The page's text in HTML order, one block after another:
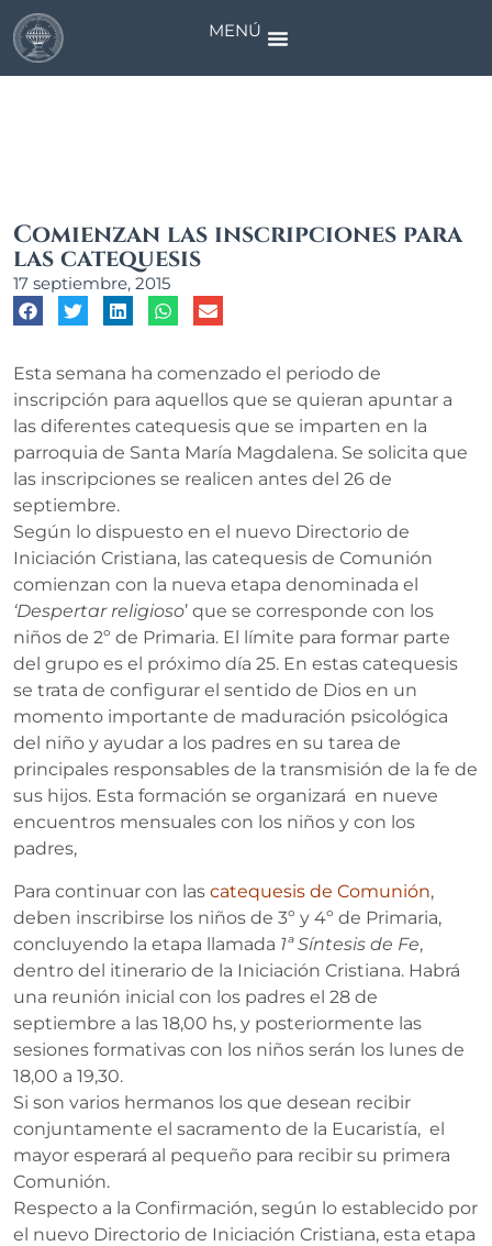
MENÚ
Comienzan las inscripciones para
las catequesis
17 septiembre, 2015
Esta semana ha comenzado el periodo de
inscripción para aquellos que se quieran apuntar a
las diferentes catequesis que se imparten en la
parroquia de Santa María Magdalena. Se solicita que
las inscripciones se realicen antes del 26 de
septiembre.
Según lo dispuesto en el nuevo Directorio de
Iniciación Cristiana, las catequesis de Comunión
comienzan con la nueva etapa denominada el
‘Despertar religioso’ que se corresponde con los
niños de 2º de Primaria. El límite para formar parte
del grupo es el próximo día 25. En estas catequesis
se trata de configurar el sentido de Dios en un
momento importante de maduración psicológica
del niño y ayudar a los padres en su tarea de
principales responsables de la transmisión de la fe de
sus hijos. Esta formación se organizará en nueve
encuentros mensuales con los niños y con los
padres,
Para continuar con las catequesis de Comunión,
deben inscribirse los niños de 3º y 4º de Primaria,
concluyendo la etapa llamada 1ª Síntesis de Fe,
dentro del itinerario de la Iniciación Cristiana. Habrá
una reunión inicial con los padres el 28 de
septiembre a las 18,00 hs, y posteriormente las
sesiones formativas con los niños serán los lunes de
18,00 a 19,30.
Si son varios hermanos los que desean recibir
conjuntamente el sacramento de la Eucaristía, el
mayor esperará al pequeño para recibir su primera
Comunión.
Respecto a la Confirmación, según lo establecido por
el nuevo Directorio de Iniciación Cristiana, esta etapa